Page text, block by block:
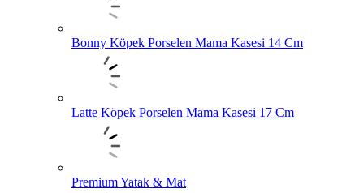
Bonny Köpek Porselen Mama Kasesi 14 Cm
Latte Köpek Porselen Mama Kasesi 17 Cm
Premium Yatak & Mat